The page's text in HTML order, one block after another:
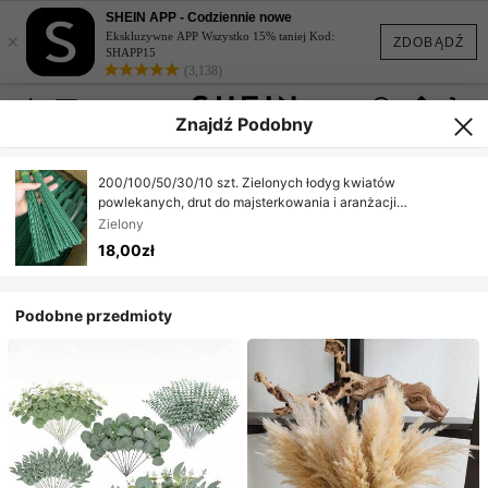
ZDOBĄDŹ
×
SHEIN APP - Codziennie nowe
Ekskluzywne APP Wszystko 15% taniej Kod:
SHAPP15
(3,138)
Znajdź Podobny
200/100/50/30/10 szt. Zielonych łodyg kwiatów
powlekanych, drut do majsterkowania i aranżacji
kwiatowych, sztuczny materiał na łodygi kwiatów, zielony
drut żelazny do ręcznie robionych kwiatów, róż, bukietów z
włóczki, materiałów do rękodzieła, drutów skręcanych,
Zielony
18,00zł
Podobne przedmioty